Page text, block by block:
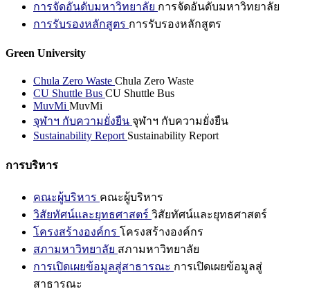
การจัดอันดับมหาวิทยาลัย การจัดอันดับมหาวิทยาลัย
การรับรองหลักสูตร การรับรองหลักสูตร
Green University
Chula Zero Waste Chula Zero Waste
CU Shuttle Bus CU Shuttle Bus
MuvMi MuvMi
จุฬาฯ กับความยั่งยืน จุฬาฯ กับความยั่งยืน
Sustainability Report Sustainability Report
การบริหาร
คณะผู้บริหาร คณะผู้บริหาร
วิสัยทัศน์และยุทธศาสตร์ วิสัยทัศน์และยุทธศาสตร์
โครงสร้างองค์กร โครงสร้างองค์กร
สภามหาวิทยาลัย สภามหาวิทยาลัย
การเปิดเผยข้อมูลสู่สาธารณะ การเปิดเผยข้อมูลสู่
สาธารณะ